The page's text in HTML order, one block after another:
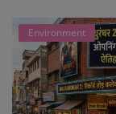
Environment